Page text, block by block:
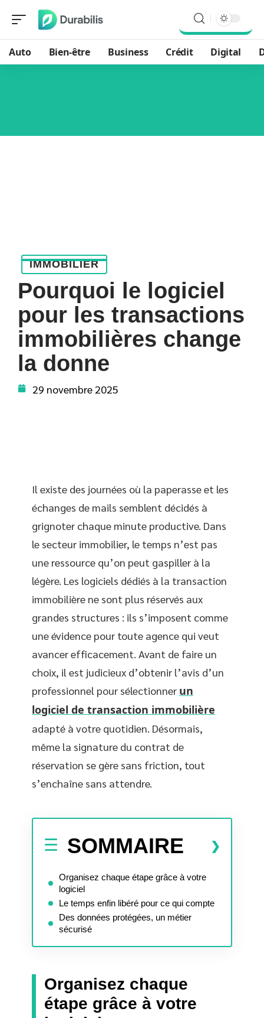
Auto Bien-être Business Crédit Digital
IMMOBILIER
Pourquoi le logiciel
pour les transactions
immobilières change
la donne
29 novembre 2025
Il existe des journées où la paperasse et les
échanges de mails semblent décidés à
grignoter chaque minute productive. Dans
le secteur immobilier, le temps n’est pas
une ressource qu’on peut gaspiller à la
légère. Les logiciels dédiés à la transaction
immobilière ne sont plus réservés aux
grandes structures : ils s’imposent comme
une évidence pour toute agence qui veut
avancer efficacement. Avant de faire un
choix, il est judicieux d’obtenir l’avis d’un
professionnel pour sélectionner un
logiciel de transaction immobilière
adapté à votre quotidien. Désormais,
même la signature du contrat de
réservation se gère sans friction, tout
s’enchaîne sans attendre.
SOMMAIRE
Organisez chaque étape grâce à votre
logiciel
Le temps enfin libéré pour ce qui compte
Des données protégées, un métier
sécurisé
Organisez chaque
étape grâce à votre